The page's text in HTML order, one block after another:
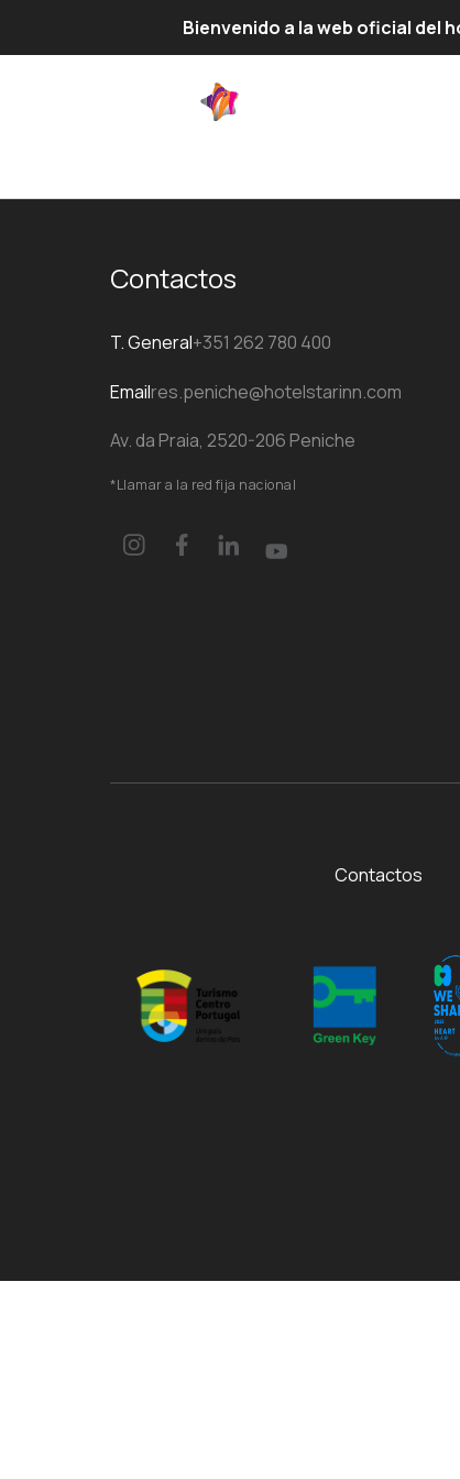
Bienvenido a la web oficial del
Contactos
T. General+351 262 780 400
Emailres.peniche@hotelstarinn.com
Av. da Praia, 2520-206 Peniche
*Llamar a la red fija nacional
Contactos